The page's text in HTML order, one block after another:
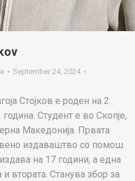
September 24, 2024
Стојков е роден на 2
Студент е во Скопје,
Македонија. Првата
издаваштво со помош
на 17 години, а една
втората. Станува збор за